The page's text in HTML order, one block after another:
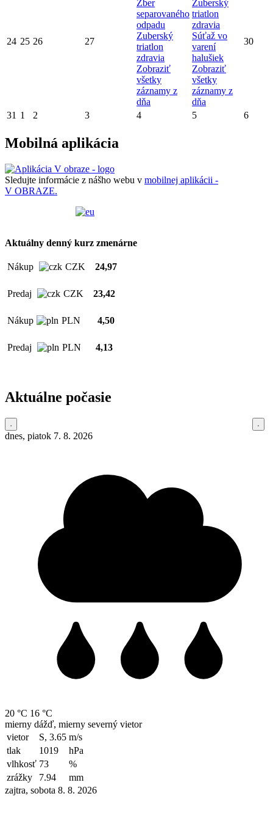
24 25 26 27
Zber
separovaného
odpadu
Zuberský
triatlon
zdravia
Zobraziť
všetky
záznamy z
dňa
Zuberský
triatlon
zdravia
Súťaž vo
varení
halušiek
Zobraziť
všetky
záznamy z
dňa
30
31 1 2 3 4 5 6
Mobilná aplikácia
Sledujte informácie z nášho webu v mobilnej aplikácii -
V OBRAZE.
Aktuálny denný kurz zmenárne
Nákup CZK 24,97
Predaj CZK 23,42
Nákup PLN 4,50
Predaj PLN 4,13
Aktuálne počasie
dnes, piatok 7. 8. 2026
20 °C 16 °C
mierny dážď, mierny severný vietor
vietor
S, 3.65 m/s
tlak
1019
hPa
vlhkosť 73
%
zrážky
7.94
mm
zajtra, sobota 8. 8. 2026